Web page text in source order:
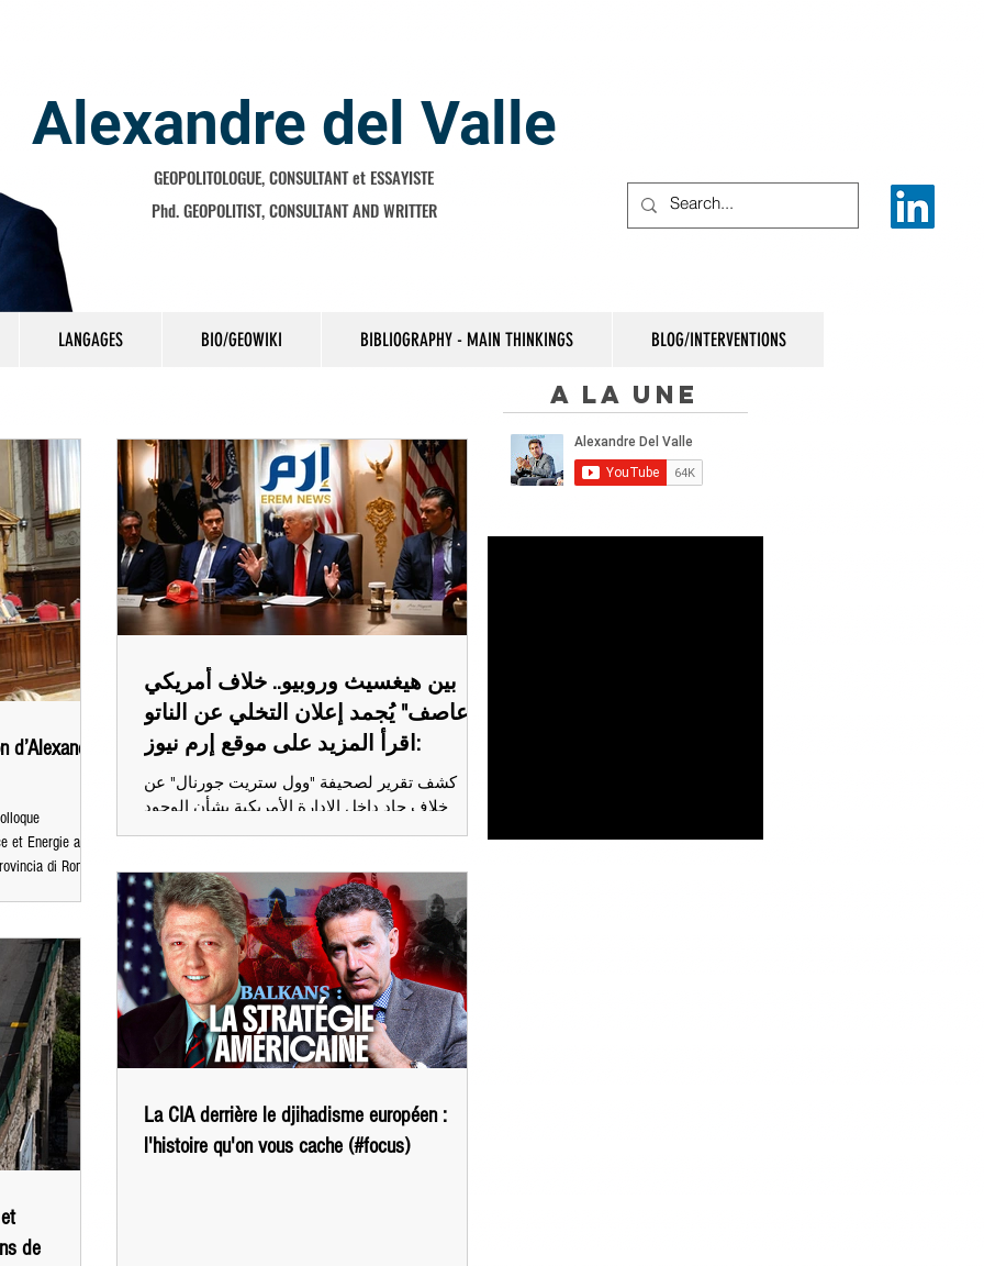
Alexandre del Valle
GEOPOLITOLOGUE, CONSULTANT et ESSAYISTE
Phd. GEOPOLITIST, CONSULTANT AND WRITTER
LANGAGES BIO/GEOWIKI BIBLIOGRAPHY - MAIN THINKINGS BLOG/INTERVENTIONS
A la une
et Energie au
di Roma,
l’université de
بين هيغسيث وروبيو.. خلاف أمريكي
"عاصف" يُجمد إعلان التخلي عن الناتو
اقرأ المزيد على موقع إرم نيوز:
كشف تقرير لصحيفة "وول ستريت جورنال" عن
خلاف حاد داخل الإدارة الأمريكية بشأن الوجود
العسكري الأمريكي في أوروبا، بعدما كان وزير الدفاع
عسكرية إضافية واسعة من أوروبا أمام كبار
المسؤولين العسكريين في حلف "الناتو"، قبل أن
يتدخل وزير الخارجية ماركو روبيو. وأجهض روبيو،
الذي يشغل أيضًا منصب مستشار الأمن القومي،
الخطة في اللحظة الأخيرة، لكن رغم ذلك، تسريب
الخبر أثار مخاوف متزايدة داخل أوروبا من احتمال
تراجع المظلة الأمنية الأمريكية فوق القارة،
de
La CIA derrière le djihadisme européen :
l'histoire qu'on vous cache (#focus)